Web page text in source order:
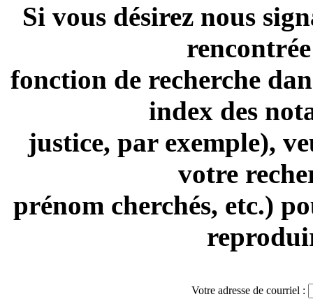
Si vous désirez nous
fonction de recherche
index des
justice, par exemple),
votre
prénom cherchés, etc.)
Votre adresse de courriel :